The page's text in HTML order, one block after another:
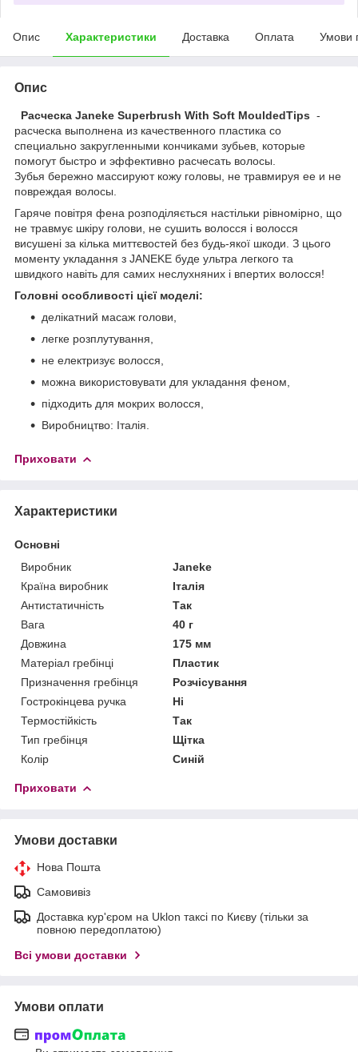
Опис Характеристики Доставка Оплата Умови
Опис
Расческа Janeke Superbrush With Soft MouldedTips -
расческа выполнена из качественного пластика со
специально закругленными кончиками зубьев, которые
помогут быстро и эффективно расчесать волосы.
Зубья бережно массируют кожу головы, не травмируя ее и не
повреждая волосы.
Гаряче повітря фена розподіляється настільки рівномірно, що
не травмує шкіру голови, не сушить волосся і волосся
висушені за кілька миттєвостей без будь-якої шкоди. З цього
моменту укладання з JANEKE буде ультра легкого та
швидкого навіть для самих неслухняних і впертих волосся!
Головні особливості цієї моделі:
делікатний масаж голови,
легке розплутування,
не електризує волосся,
можна використовувати для укладання феном,
підходить для мокрих волосся,
Виробництво: Італія.
Приховати
Характеристики
Основні
Виробник
Janeke
Країна виробник
Італія
Антистатичність
Так
Вага
40 г
Довжина
175 мм
Матеріал гребінці
Пластик
Призначення гребінця
Розчісування
Гострокінцева ручка
Ні
Термостійкість
Так
Тип гребінця
Щітка
Колір
Синій
Приховати
Умови доставки
Нова Пошта
Самовивіз
Доставка кур'єром на Uklon таксі по Києву (тільки за
повною передоплатою)
Всі умови доставки
Умови оплати